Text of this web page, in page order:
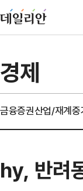
경제
금융증권산업/재계
hy, 반려